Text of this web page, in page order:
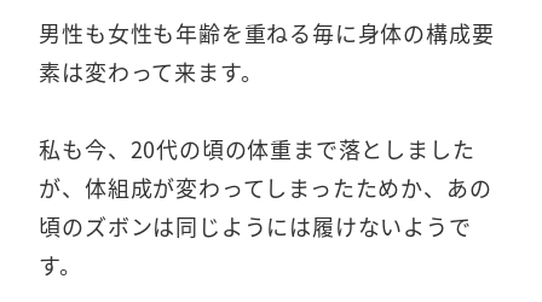
男性も女性も年齢を重ねる毎に身体の構成要
素は変わって来ます。
私も今、20代の頃の体重まで落としました
が、体組成が変わってしまったためか、あの
頃のズボンは同じようには履けないようで
す。